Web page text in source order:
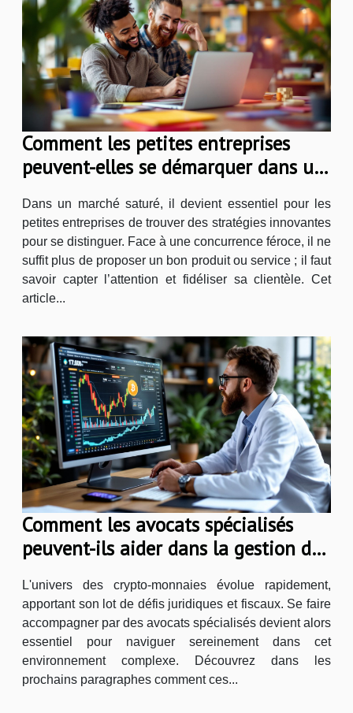
Comment les petites entreprises
peuvent-elles se démarquer dans un
Dans un marché saturé, il devient essentiel pour les
petites entreprises de trouver des stratégies innovantes
pour se distinguer. Face à une concurrence féroce, il ne
suffit plus de proposer un bon produit ou service ; il faut
savoir capter l’attention et fidéliser sa clientèle. Cet
article...
Comment les avocats spécialisés
peuvent-ils aider dans la gestion des
L'univers des crypto-monnaies évolue rapidement,
apportant son lot de défis juridiques et fiscaux. Se faire
accompagner par des avocats spécialisés devient alors
essentiel pour naviguer sereinement dans cet
environnement complexe. Découvrez dans les
prochains paragraphes comment ces...